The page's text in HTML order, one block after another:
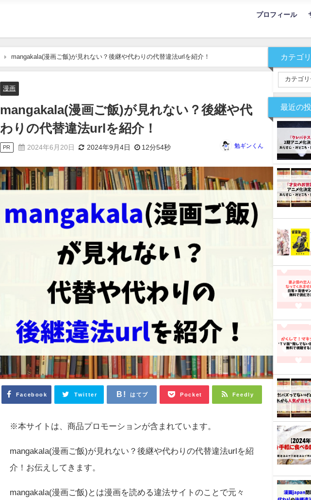
プロフィール
mangakala(漫画ご飯)が見れない？後継や代わりの代替違法urlを紹介！
漫画
mangakala(漫画ご飯)が見れない？後継や代
わりの代替違法urlを紹介！
PR 2024年6月20日 2024年9月4日 12分54秒 勉ギンくん
Facebook Twitter はてブ Pocket Feedly
※本サイトは、商品プロモーションが含まれています。
mangakala(漫画ご飯)が見れない？後継や代わりの代替違法urlを紹
介！お伝えしてきます。
mangakala(漫画ご飯)とは漫画を読める違法サイトのことで元々
カテゴ
最近の